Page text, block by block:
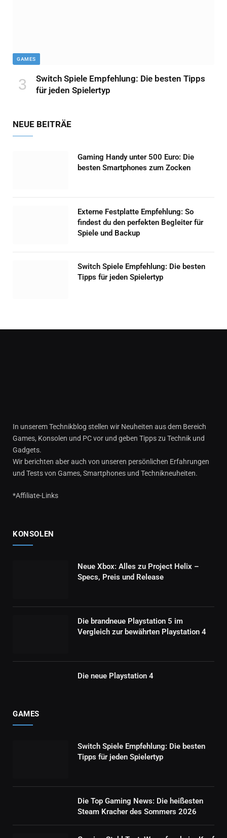
GAMES
Switch Spiele Empfehlung: Die besten Tipps
für jeden Spielertyp
NEUE BEITRÄE
Gaming Handy unter 500 Euro: Die
besten Smartphones zum Zocken
Externe Festplatte Empfehlung: So
findest du den perfekten Begleiter für
Spiele und Backup
Switch Spiele Empfehlung: Die besten
Tipps für jeden Spielertyp
In unserem Technikblog stellen wir Neuheiten aus dem Bereich
Games, Konsolen und PC vor und geben Tipps zu Technik und
Gadgets.
Wir berichten aber auch von unseren persönlichen Erfahrungen
und Tests von Games, Smartphones und Technikneuheiten.
*Affiliate-Links
KONSOLEN
Neue Xbox: Alles zu Project Helix –
Specs, Preis und Release
Die brandneue Playstation 5 im
Vergleich zur bewährten Playstation 4
Die neue Playstation 4
GAMES
Switch Spiele Empfehlung: Die besten
Tipps für jeden Spielertyp
Die Top Gaming News: Die heißesten
Steam Kracher des Sommers 2026